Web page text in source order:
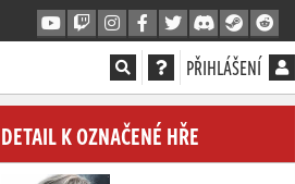
PŘIHLÁŠENÍ
DETAIL K OZNAČENÉ HŘE